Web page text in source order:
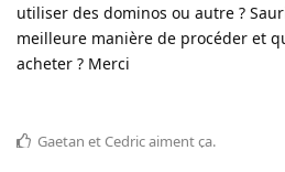
utiliser des dominos ou autre ?
meilleure manière de procéder et
acheter ? Merci
Gaetan et Cedricaiment ça.